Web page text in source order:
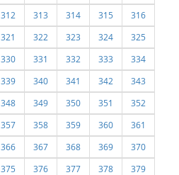
312 313 314 315
316
321 322 323 324
325
330 331 332 333
334
339 340 341 342
343
348 349 350 351
352
357 358 359 360
361
366 367 368 369
370
375 376 377 378
379